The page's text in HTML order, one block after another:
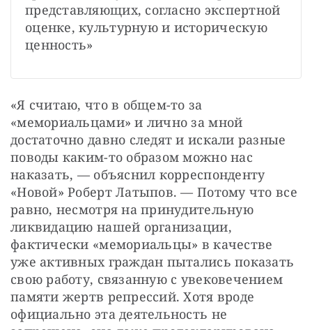
представляющих, согласно экспертной
оценке, культурную и историческую
ценность»
«Я считаю, что в общем-то за
«мемориальцами» и лично за мной
достаточно давно следят и искали разные
поводы каким-то образом можно нас
наказать, — объяснил корреспонденту
«Новой» Роберт Латыпов. — Потому что все
равно, несмотря на принудительную
ликвидацию нашей организации,
фактически «мемориальцы» в качестве
уже активных граждан пытались показать
свою работу, связанную с увековечением
памяти жертв репрессий. Хотя вроде
официально эта деятельность не